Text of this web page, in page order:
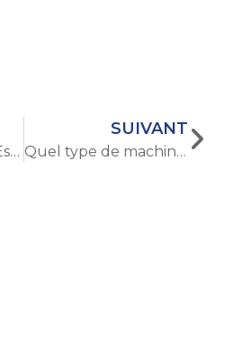
Analyse des coûts: Est-ce qu'une machine d'épilation laser d'Alexandrite en vaut la peine?
SUIVANT
Quel type de machine d'enlèvement de tatouage Picosecond est le meilleur?